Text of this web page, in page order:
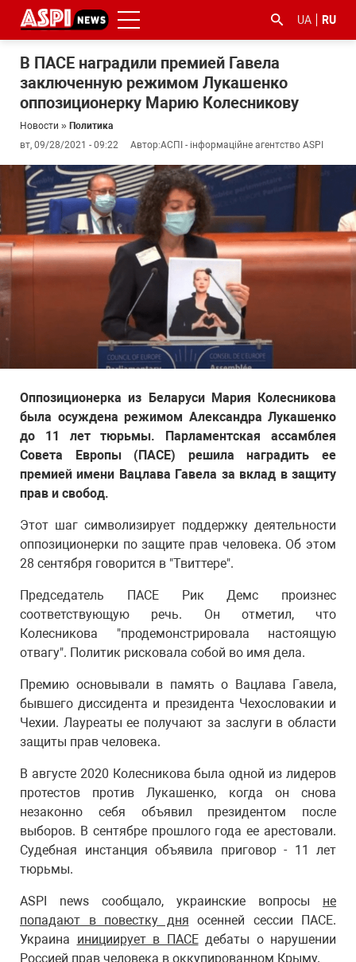
UA RU
В ПАСЕ наградили премией Гавела
заключенную режимом Лукашенко
оппозиционерку Марию Колесникову
Новости » Политика
вт, 09/28/2021 - 09:22
Автор:АСПІ - інформаційне агентство ASPI
Оппозиционерка из Беларуси Мария Колесникова
была осуждена режимом Александра Лукашенко
до 11 лет тюрьмы. Парламентская ассамблея
Совета Европы (ПАСЕ) решила наградить ее
премией имени Вацлава Гавела за вклад в защиту
прав и свобод.
Этот шаг символизирует поддержку деятельности
оппозиционерки по защите прав человека. Об этом
28 сентября говорится в "Твиттере".
Председатель ПАСЕ Рик Демс произнес
соответствующую речь. Он отметил, что
Колесникова "продемонстрировала настоящую
отвагу". Политик рисковала собой во имя дела.
Премию основывали в память о Вацлава Гавела,
бывшего диссидента и президента Чехословакии и
Чехии. Лауреаты ее получают за заслуги в области
защиты прав человека.
В августе 2020 Колесникова была одной из лидеров
протестов против Лукашенко, когда он снова
незаконно себя объявил президентом после
выборов. В сентябре прошлого года ее арестовали.
Судебная инстанция объявила приговор - 11 лет
тюрьмы.
ASPI news сообщало, украинские вопросы не
попадают в повестку дня осенней сессии ПАСЕ.
Украина инициирует в ПАСЕдебаты о нарушении
Россией прав человека в оккупированном Крыму.
#ООС
#боротьба
з
корупцією
#гфс #Киев #коронавірус